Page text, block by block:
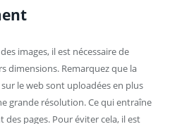
images, il est nécessaire de
dimensions. Remarquez que la
le web sont uploadées en plus
grande résolution. Ce qui entraîne
pages. Pour éviter cela, il est